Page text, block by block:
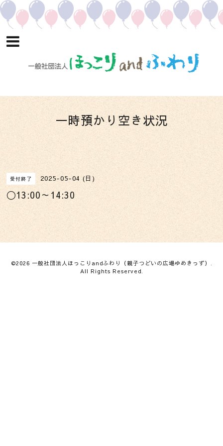
一時預かり空き状況
受付終了 2025-05-04 (日)
〇13:00～14:30
©2026 一般社団法人ほっこりandふわり（親子つどいの広場ゆめきっず）
All Rights Reserved.